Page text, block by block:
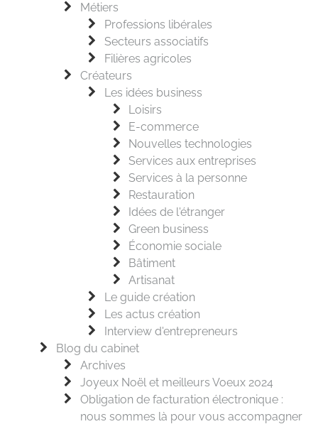
Métiers
Professions libérales
Secteurs associatifs
Filières agricoles
Créateurs
Les idées business
Loisirs
E-commerce
Nouvelles technologies
Services aux entreprises
Services à la personne
Restauration
Idées de l'étranger
Green business
Économie sociale
Bâtiment
Artisanat
Le guide création
Les actus création
Interview d'entrepreneurs
Blog du cabinet
Archives
Joyeux Noël et meilleurs Voeux 2024
Obligation de facturation électronique :
nous sommes là pour vous accompagner